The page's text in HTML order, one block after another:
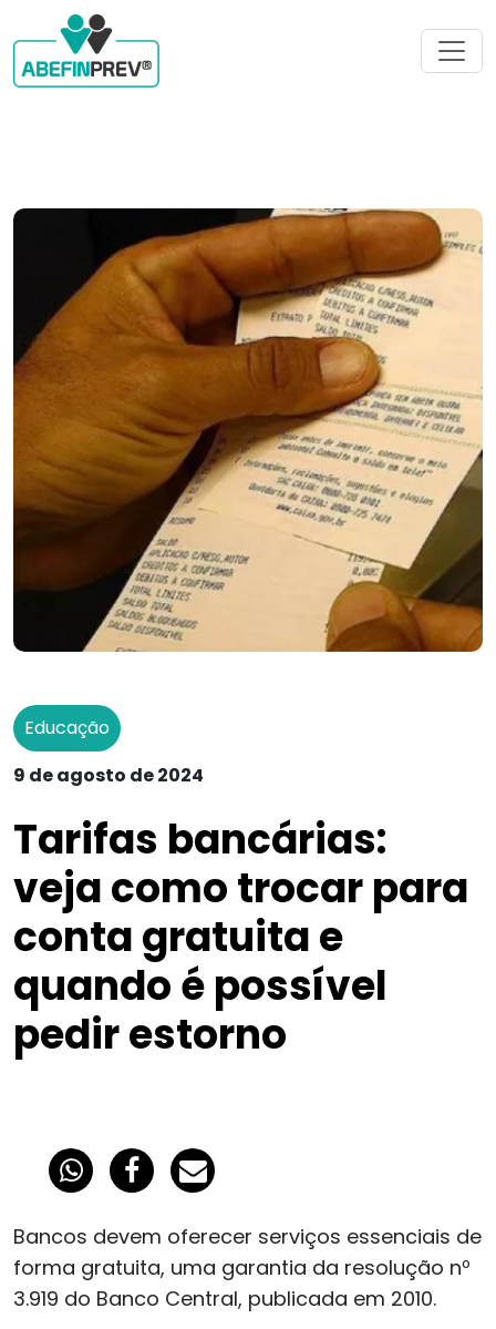
Educação
9 de agosto de 2024
Tarifas bancárias:
veja como trocar para
conta gratuita e
quando é possível
pedir estorno
Bancos devem oferecer serviços essenciais de
forma gratuita, uma garantia da resolução nº
3.919 do Banco Central, publicada em 2010.